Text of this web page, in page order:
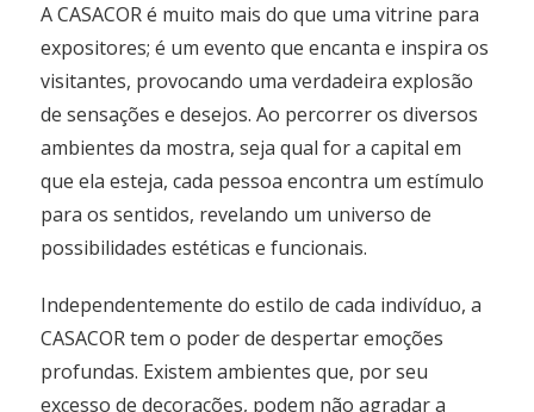
A CASACOR é muito mais do que uma vitrine para
expositores; é um evento que encanta e inspira os
visitantes, provocando uma verdadeira explosão
de sensações e desejos. Ao percorrer os diversos
ambientes da mostra, seja qual for a capital em
que ela esteja, cada pessoa encontra um estímulo
para os sentidos, revelando um universo de
possibilidades estéticas e funcionais.
Independentemente do estilo de cada indivíduo, a
CASACOR tem o poder de despertar emoções
profundas. Existem ambientes que, por seu
excesso de decorações, podem não agradar a